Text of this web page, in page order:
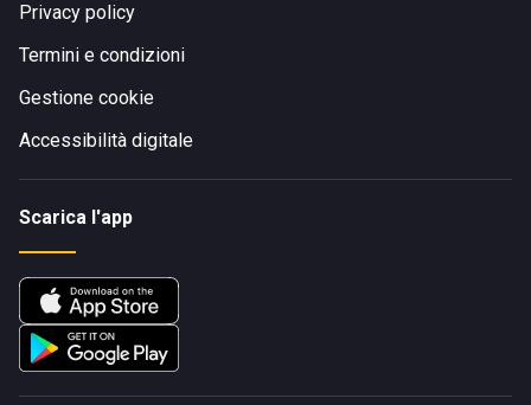
Privacy policy
Termini e condizioni
Gestione cookie
Accessibilità digitale
Scarica l'app